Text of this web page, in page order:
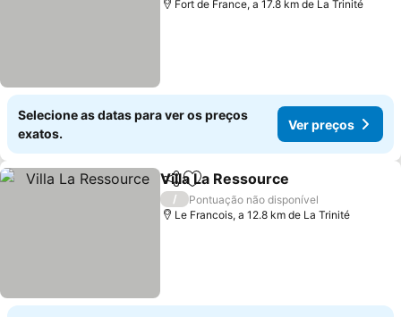
Fort de France, a 17.8 km de La Trinité
Selecione as datas para ver os preços
exatos.
Ver preços
PartilharAdicionar aos favoritos
Villa La Ressource
/
Pontuação não disponível
Le Francois, a 12.8 km de La Trinité